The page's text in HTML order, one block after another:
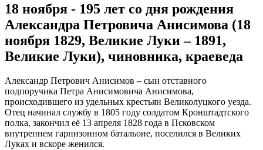
18 ноября - 195 лет со дня рождения
Александра Петровича Анисимова (18
ноября 1829, Великие Луки – 1891,
Великие Луки), чиновника, краеведа
Александр Петрович Анисимов–сын отставного
подпоручика Петра Анисимовича Анисимова,
происходившего из удельных крестьян Великолуцкого уезда.
Отец начинал службу в 1805 году солдатом Кронштадтского
полка, закончил её 13 апреля 1828 года в Псковском
внутреннем гарнизонном батальоне, поселился в Великих
Луках и вскоре женился.